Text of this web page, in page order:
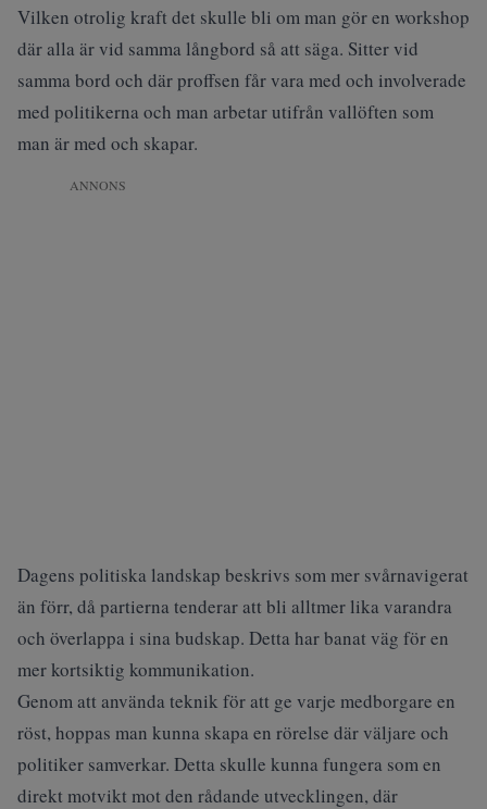
Vilken otrolig kraft det skulle bli om man gör en workshop
där alla är vid samma långbord så att säga. Sitter vid
samma bord och där proffsen får vara med och involverade
med politikerna och man arbetar utifrån vallöften som
man är med och skapar.
ANNONS
Dagens politiska landskap beskrivs som mer svårnavigerat
än förr, då partierna tenderar att bli alltmer lika varandra
och överlappa i sina budskap. Detta har banat väg för en
mer kortsiktig kommunikation.
Genom att använda teknik för att ge varje medborgare en
röst, hoppas man kunna skapa en rörelse där väljare och
politiker samverkar. Detta skulle kunna fungera som en
direkt motvikt mot den rådande utvecklingen, där